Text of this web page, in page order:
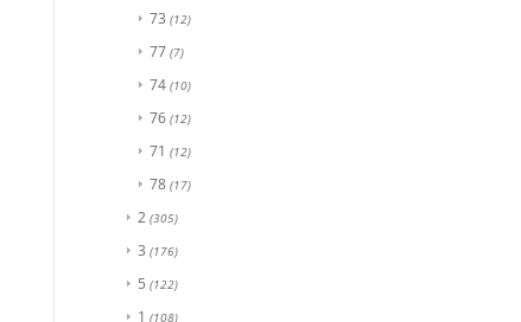
73 (12)
77 (7)
74 (10)
76 (12)
71 (12)
78 (17)
2 (305)
3 (176)
5 (122)
1 (108)